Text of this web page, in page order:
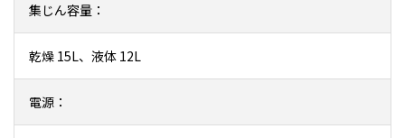
集じん容量：
乾燥 15L、液体 12L
電源：